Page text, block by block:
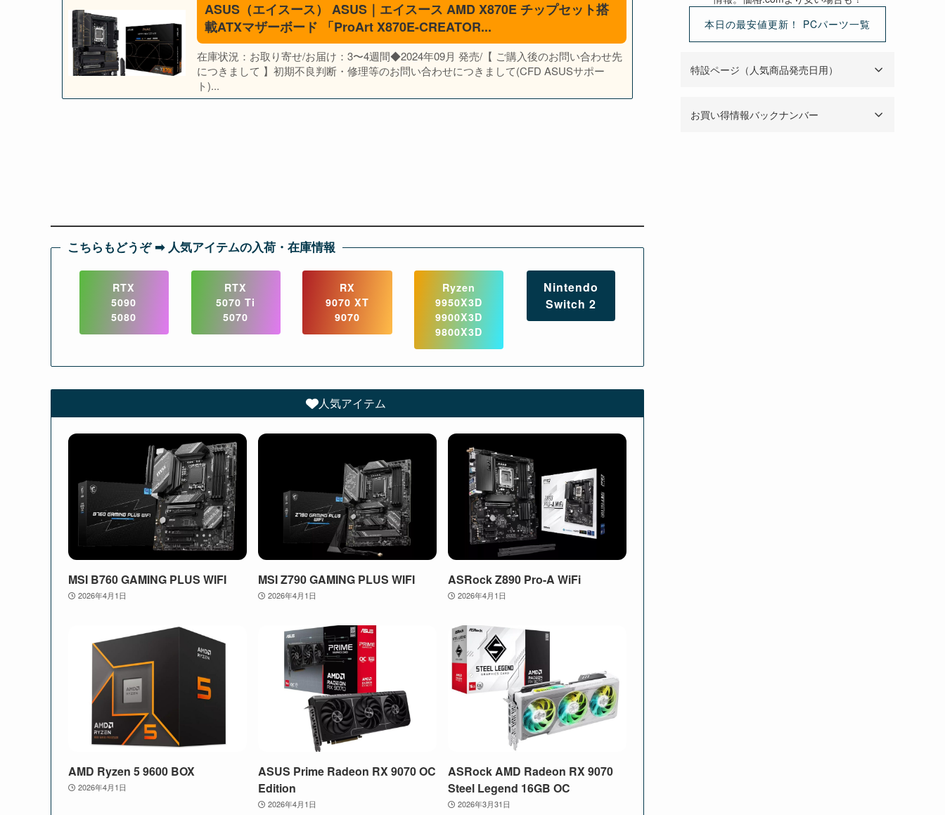
ASUS（エイスース） ASUS｜エイスース AMD X870E チップセット搭
載ATXマザーボード 「ProArt X870E-CREATOR...
在庫状況：お取り寄せ/お届け：3〜4週間◆2024年09月 発売/【 ご購入後のお問い合わせ先
につきまして 】初期不良判断・修理等のお問い合わせにつきまして(CFD ASUSサポー
ト)...
こちらもどうぞ ➡︎ 人気アイテムの入荷・在庫情報
RTX
5090
5080
RTX
5070 Ti
5070
RX
9070 XT
9070
Ryzen
9950X3D
9900X3D
9800X3D
Nintendo
Switch 2
人気アイテム
MSI B760 GAMING PLUS WIFI
2026年4月1日
MSI Z790 GAMING PLUS WIFI
2026年4月1日
ASRock Z890 Pro-A WiFi
2026年4月1日
AMD Ryzen 5 9600 BOX
2026年4月1日
ASUS Prime Radeon RX 9070 OC
Edition
2026年4月1日
ASRock AMD Radeon RX 9070
Steel Legend 16GB OC
2026年3月31日
本日の最安値更新！ PCパーツ一覧
特設ページ（人気商品発売日用）
お買い得情報バックナンバー